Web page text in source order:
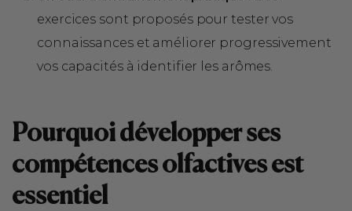
exercices sont proposés pour tester vos
connaissances et améliorer progressivement
vos capacités à identifier les arômes.
Pourquoi développer ses
compétences olfactives est
essentiel